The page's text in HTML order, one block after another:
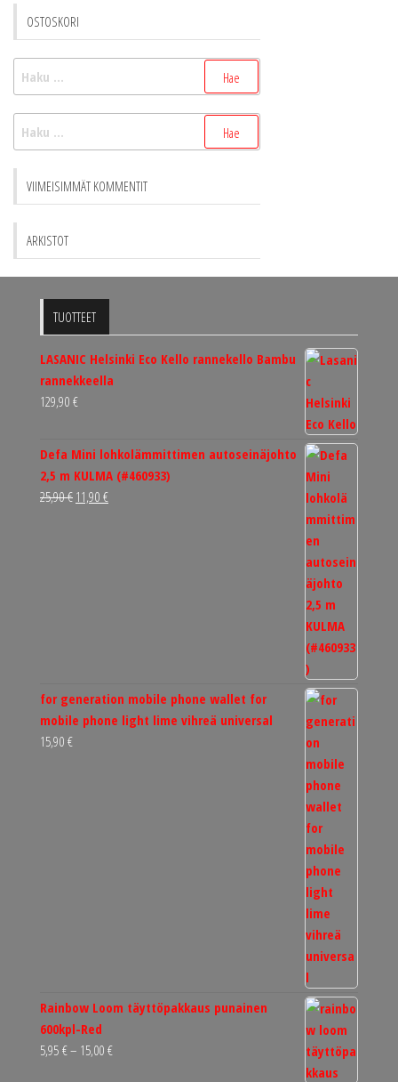
OSTOSKORI
VIIMEISIMMÄT KOMMENTIT
ARKISTOT
TUOTTEET
LASANIC Helsinki Eco Kello rannekello Bambu
rannekkeella
129,90 €
Defa Mini lohkolämmittimen autoseinäjohto
2,5 m KULMA (#460933)
25,90€ Alkuperäinen
11,90 €Nykyinen
for generation mobile phone wallet for
mobile phone light lime vihreä universal
15,90 €
Rainbow Loom täyttöpakkaus punainen
600kpl-Red
5,95 €– 15,00 €Hintaluokka: